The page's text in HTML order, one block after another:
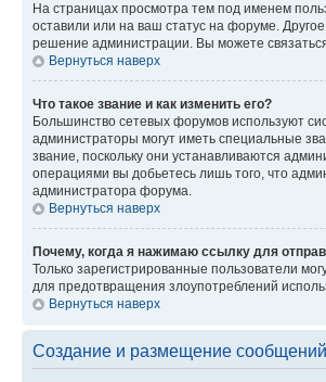
На страницах просмотра тем под именем
оставили или на ваш статус на форуме.
решение администрации. Вы можете
Вернуться наверх
Что такое звание и как изменить его?
Большинство сетевых форумов используют
администраторы могут иметь специальные
звание, поскольку они устанавливаются
операциями вы добьетесь лишь того, что
администратора форума.
Вернуться наверх
Почему, когда я нажимаю ссылку для
Только зарегистрированные пользователи
для предотвращения злоупотреблений
Вернуться наверх
Создание и размещение сообщений